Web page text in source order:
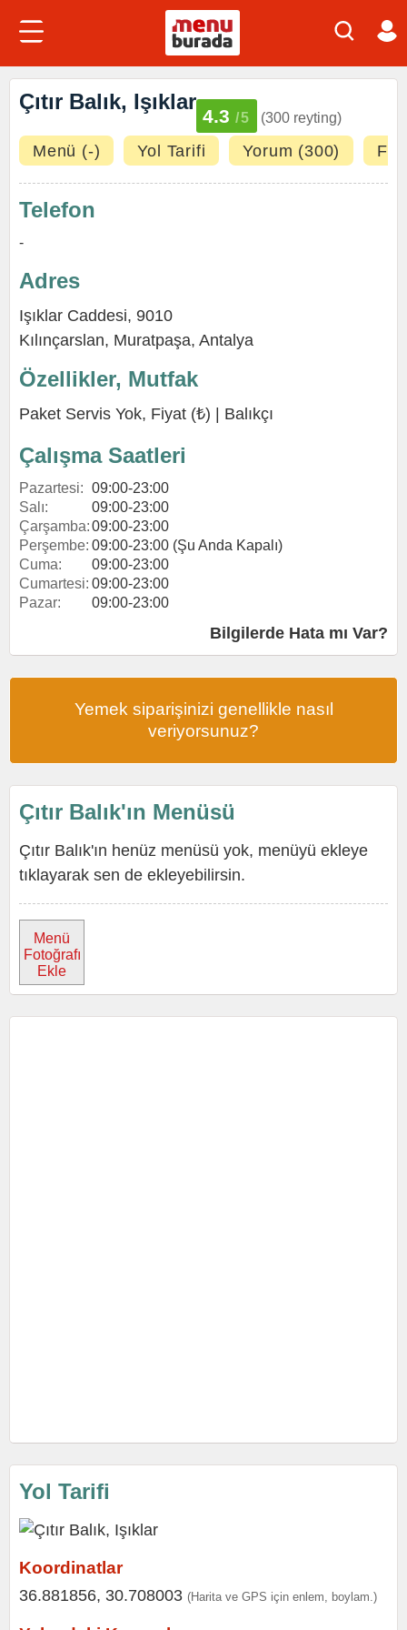
Çıtır Balık, Işıklar
4.3 /5 (300 reyting)
Menü (-) Yol Tarifi Yorum (300)
Telefon
-
Adres
Işıklar Caddesi, 9010
Kılınçarslan, Muratpaşa, Antalya
Özellikler, Mutfak
Paket Servis Yok, Fiyat (₺) | Balıkçı
Çalışma Saatleri
Pazartesi: 09:00-23:00
Salı:
09:00-23:00
Çarşamba:09:00-23:00
Perşembe: 09:00-23:00 (Şu Anda Kapalı)
Cuma:
09:00-23:00
Cumartesi: 09:00-23:00
Pazar:
09:00-23:00
Bilgilerde Hata mı Var?
Yemek siparişinizi genellikle nasıl
veriyorsunuz?
Çıtır Balık'ın Menüsü
Çıtır Balık'ın henüz menüsü yok, menüyü ekleye
tıklayarak sen de ekleyebilirsin.
Menü
Fotoğrafı
Ekle
Yol Tarifi
Koordinatlar
36.881856, 30.708003 (Harita ve GPS için enlem, boylam.)